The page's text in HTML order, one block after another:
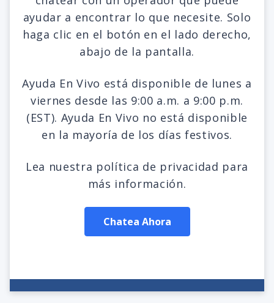
ayudar a encontrar lo que necesite. Solo
haga clic en el botón en el lado derecho,
abajo de la pantalla.
Ayuda En Vivo está disponible de lunes a
viernes desde las 9:00 a.m. a 9:00 p.m.
(EST). Ayuda En Vivo no está disponible
en la mayoría de los días festivos.
Lea nuestra política de privacidad para
más información.
Chatea Ahora